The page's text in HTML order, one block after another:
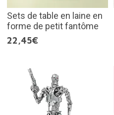
Sets de table en laine en
forme de petit fantôme
22,45€